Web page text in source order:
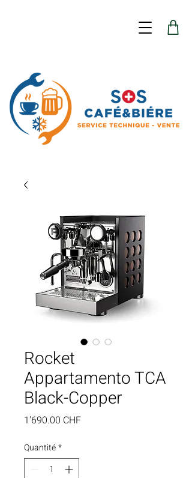
Rocket
Appartamento TCA
Black-Copper
1'690.00 CHFPrix
Quantité*